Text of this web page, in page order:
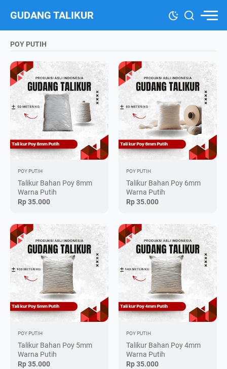
GUDANG TALIKUR
POY PUTIH
POY PUTIH
Talikur Bahan Poy 8mm
Warna Putih
Rp 35.000
POY PUTIH
Talikur Bahan Poy 6mm
Warna Putih
Rp 35.000
POY PUTIH
Talikur Bahan Poy 5mm
Warna Putih
Rp 35.000
POY PUTIH
Talikur Bahan Poy 4mm
Warna Putih
Rp 35.000